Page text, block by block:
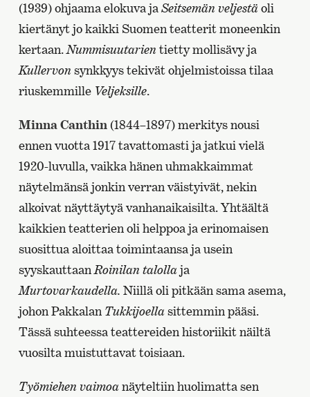
(1939) ohjaama elokuva jaSeitsemän veljestäoli
kiertänyt jo kaikki Suomen teatterit moneenkin
kertaan.Nummisuutarientietty mollisävy ja
Kullervonsynkkyys tekivät ohjelmistoissa tilaa
riuskemmille Veljeksille.
Minna Canthin(1844–1897) merkitys nousi
ennen vuotta 1917 tavattomasti ja jatkui vielä
1920-luvulla, vaikka hänen uhmakkaimmat
näytelmänsä jonkin verran väistyivät, nekin
alkoivat näyttäytyä vanhanaikaisilta. Yhtäältä
kaikkien teatterien oli helppoa ja erinomaisen
suosittua aloittaa toimintaansa ja usein
syyskauttaanRoinilan talollaja
Murtovarkaudella. Niillä oli pitkään sama asema,
johon Pakkalan Tukkijoellasittemmin pääsi.
Tässä suhteessa teattereiden historiikit näiltä
vuosilta muistuttavat toisiaan.
Työmiehen vaimoanäyteltiin huolimatta sen